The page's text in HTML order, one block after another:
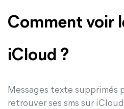
Comment voir
iCloud ?
Messages texte supprimés
retrouver ses sms sur